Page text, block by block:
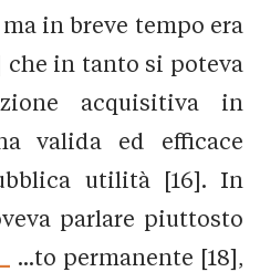
in breve tempo era
in tanto si poteva
acquisitiva in
valida ed efficace
utilità [16]. In
parlare piuttosto
...to permanente [18],